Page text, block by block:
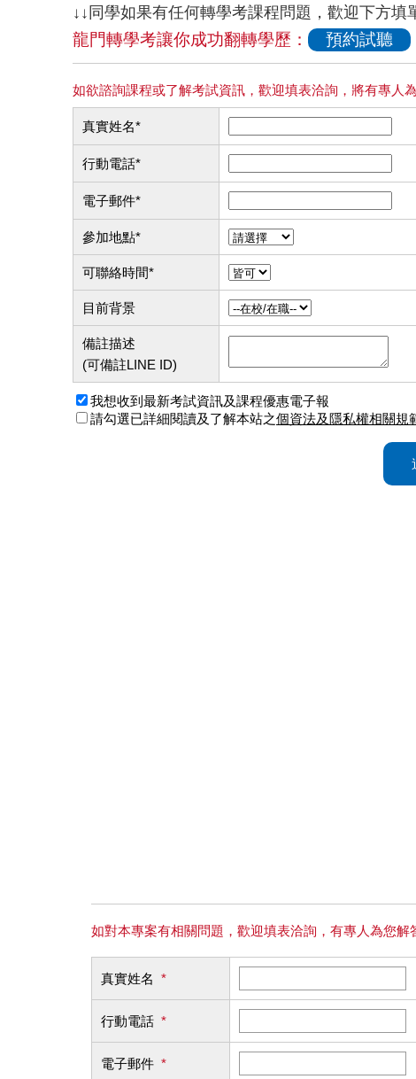
↓↓同學如果有任何轉學考課程問題，歡迎下方填
龍門轉學考讓你成功翻轉學歷： 預約試聽
如對本專案有相關問題，歡迎填表洽詢，有專人為您
真實姓名 *
行動電話 *
電子郵件 *